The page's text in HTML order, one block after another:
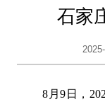
石家
8月9日，